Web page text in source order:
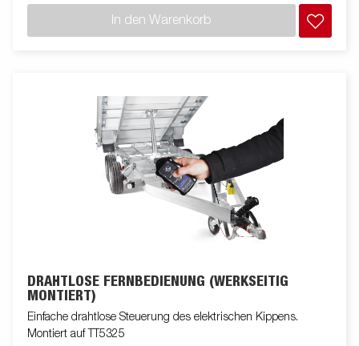
In den Warenkorb
DRAHTLOSE FERNBEDIENUNG (WERKSEITIG
MONTIERT)
Einfache drahtlose Steuerung des elektrischen Kippens.
Montiert auf TT5325